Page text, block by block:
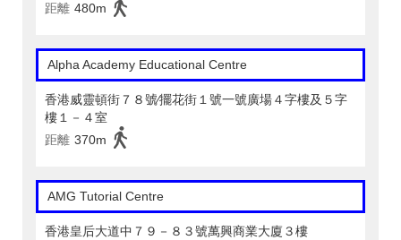
距離 480m
Alpha Academy Educational Centre
香港威靈頓街７８號∕擺花街１號一號廣場４字樓及５字
樓１－４室
距離 370m
AMG Tutorial Centre
香港皇后大道中７９－８３號萬興商業大廈３樓